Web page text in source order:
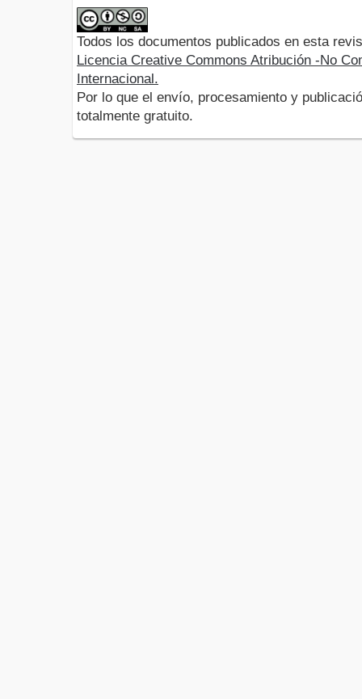
Todos los documentos publicados en esta
Licencia Creative Commons Atribución -No
Internacional.
Por lo que el envío, procesamiento y
totalmente gratuito.